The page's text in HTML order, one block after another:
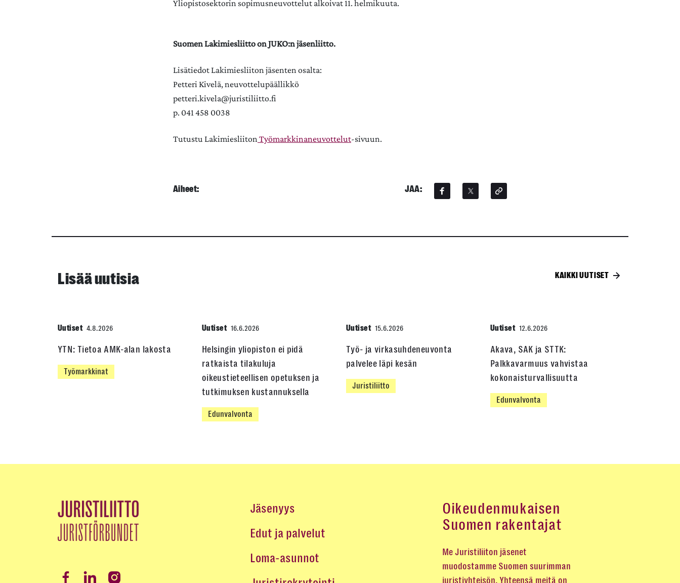
Yliopistosektorin sopimusneuvottelut alkoivat 11. helmikuuta.
Suomen Lakimiesliitto on JUKO:n jäsenliitto.
Lisätiedot Lakimiesliiton jäsenten osalta:
Petteri Kivelä, neuvottelupäällikkö
petteri.kivela@juristiliitto.fi
p. 041 458 0038
Tutustu LakimiesliitonTyömarkkinaneuvottelut-sivuun.
Aiheet: JAA:
Lisää uutisia KAIKKI UUTISET
Uutiset 4.8.2026
YTN: Tietoa AMK-alan lakosta
Työmarkkinat
Uutiset 16.6.2026
Helsingin yliopiston ei pidä
ratkaista tilakuluja
oikeustieteellisen opetuksen ja
tutkimuksen kustannuksella
Edunvalvonta
Uutiset 15.6.2026
Työ- ja virkasuhdeneuvonta
palvelee läpi kesän
Juristiliitto
Uutiset 12.6.2026
Akava, SAK ja STTK:
Palkkavarmuus vahvistaa
kokonaisturvallisuutta
Edunvalvonta
Jäsenyys
Edut ja palvelut
Loma-asunnot
Oikeudenmukaisen
Suomen rakentajat
Me Juristiliiton jäsenet
muodostamme Suomen suurimman
juristiyhteisön. Yhteensä meitä on